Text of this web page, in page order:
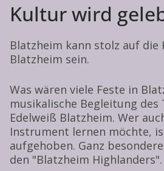
Kultur wird
Blatzheim kann stolz auf die
Blatzheim sein.
Was wären viele Feste in
musikalische Begleitung
Edelweiß Blatzheim. Wer
Instrument lernen möchte,
aufgehoben. Ganz
den "Blatzheim Highlanders".